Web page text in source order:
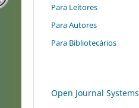
Para Leitores
Para Autores
Para Bibliotecários
Open Journal Systems